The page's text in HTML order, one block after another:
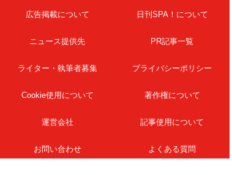
広告掲載について 日刊SPA！について
ニュース提供先 PR記事一覧
ライター・執筆者募集 プライバシーポリシー
Cookie使用について 著作権について
運営会社 記事使用について
お問い合わせ よくある質問